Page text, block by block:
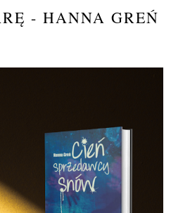
- HANNA GREŃ